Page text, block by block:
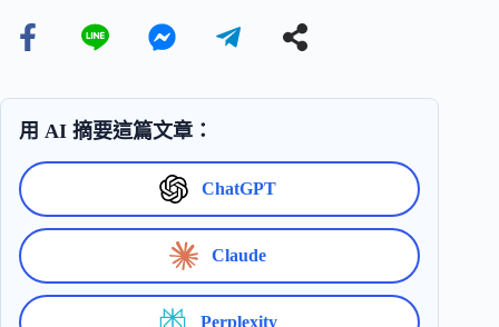
用 AI 摘要這篇文章：
ChatGPT
Claude
Perplexity